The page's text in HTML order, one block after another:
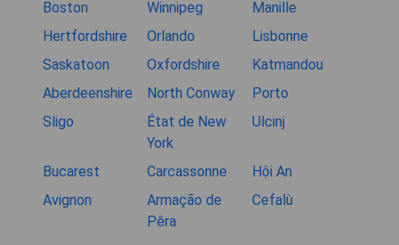
Boston Winnipeg
Manille
Hertfordshire
Orlando
Lisbonne
Saskatoon
Oxfordshire
Katmandou
Aberdeenshire
North Conway
Porto
Sligo
État de New
York
Ulcinj
Bucarest Carcassonne
Hội An
Avignon
Armação de
Pêra
Cefalù